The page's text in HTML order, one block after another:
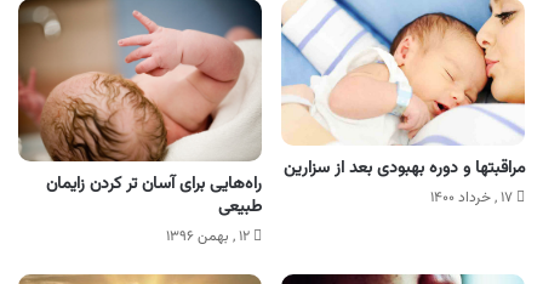
مراقبتها و دوره بهبودی بعد از سزارین
۱۷ , خرداد ۱۴۰۰
راه‌هایی برای آسان‌ تر کردن زایمان
طبیعی
۱۲ , بهمن ۱۳۹۶